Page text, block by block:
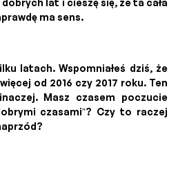
lat i cieszę się, że ta cała
ma sens.
latach. Wspomniałeś dziś, że
od 2016 czy 2017 roku. Ten
Masz czasem poczucie
czasami”? Czy to raczej